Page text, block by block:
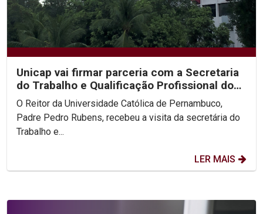
Unicap vai firmar parceria com a Secretaria
do Trabalho e Qualificação Profissional do
Recife
O Reitor da Universidade Católica de Pernambuco,
Padre Pedro Rubens, recebeu a visita da secretária do
Trabalho e...
LER MAIS